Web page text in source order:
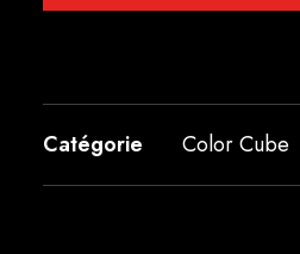
Catégorie Color Cube